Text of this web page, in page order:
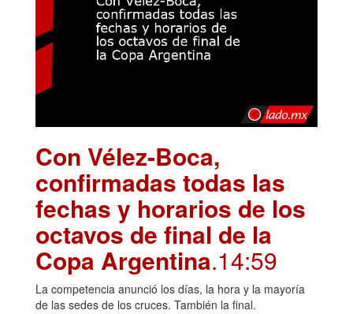
Con Vélez-Boca,
confirmadas todas las
fechas y horarios de los
octavos de final de la
Copa Argentina.14:59
La competencia anunció los días, la hora y la mayoría
de las sedes de los cruces. También la final.